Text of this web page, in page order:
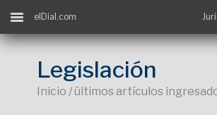
elDial.com
Legislación
Inicio / últimos artículos